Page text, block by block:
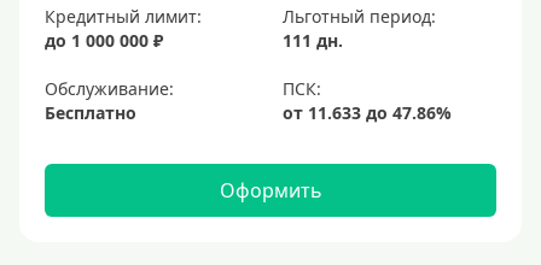
Кредитный лимит:
до 1 000 000 ₽
Льготный период:
111 дн.
Обслуживание:
Бесплатно
Оформить